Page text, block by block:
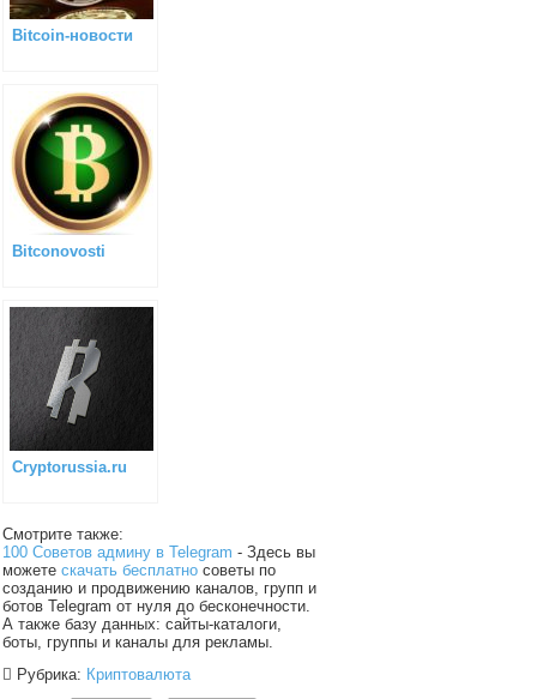
Bitcoin-новости
Bitconovosti
Cryptorussia.ru
Смотрите также:
100 Советов админу в Telegram - Здесь вы
можетескачать бесплатно советы по
созданию и продвижению каналов, групп и
ботов Telegram от нуля до бесконечности.
А также базу данных: сайты-каталоги,
боты, группы и каналы для рекламы.
Рубрика: Криптовалюта